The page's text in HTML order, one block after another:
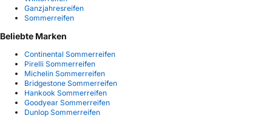
Ganzjahresreifen
Sommerreifen
Beliebte Marken
Continental Sommerreifen
Pirelli Sommerreifen
Michelin Sommerreifen
Bridgestone Sommerreifen
Hankook Sommerreifen
Goodyear Sommerreifen
Dunlop Sommerreifen